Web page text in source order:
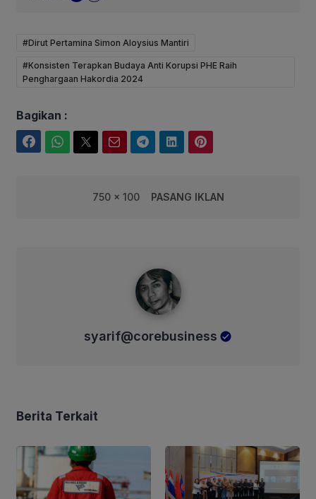
#Dirut Pertamina Simon Aloysius Mantiri
#Konsisten Terapkan Budaya Anti Korupsi PHE Raih
Penghargaan Hakordia 2024
Bagikan :
750 x 100 PASANG IKLAN
syarif@corebusiness
Berita Terkait